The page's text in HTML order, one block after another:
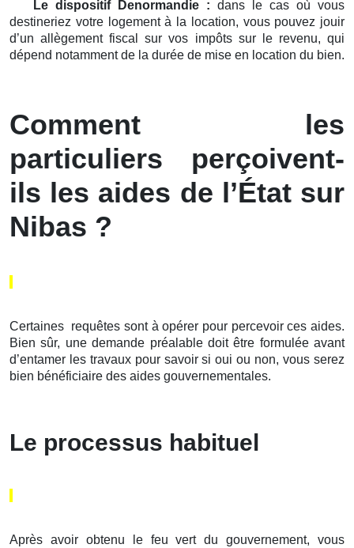
Le dispositif Denormandie : dans le cas où vous
destineriez votre logement à la location, vous pouvez jouir
d’un allègement fiscal sur vos impôts sur le revenu, qui
dépend notamment de la durée de mise en location du bien.
Comment les
particuliers perçoivent-
ils les aides de l’État sur
Nibas ?
Certaines requêtes sont à opérer pour percevoir ces aides.
Bien sûr, une demande préalable doit être formulée avant
d’entamer les travaux pour savoir si oui ou non, vous serez
bien bénéficiaire des aides gouvernementales.
Le processus habituel
Après avoir obtenu le feu vert du gouvernement, vous